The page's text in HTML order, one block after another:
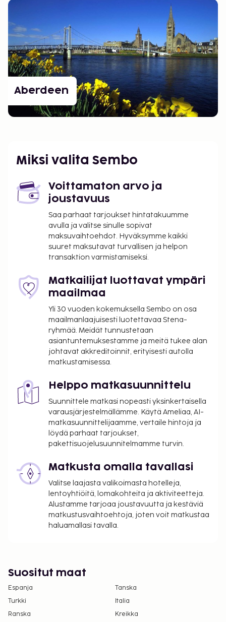
Aberdeen
Miksi valita Sembo
Voittamaton arvo ja
joustavuus
Saa parhaat tarjoukset hintatakuumme
avulla ja valitse sinulle sopivat
maksuvaihtoehdot. Hyväksymme kaikki
suuret maksutavat turvallisen ja helpon
transaktion varmistamiseksi.
Matkailijat luottavat ympäri
maailmaa
Yli 30 vuoden kokemuksella Sembo on osa
maailmanlaajuisesti luotettavaa Stena-
ryhmää. Meidät tunnustetaan
asiantuntemuksestamme ja meitä tukee alan
johtavat akkreditoinnit, erityisesti autolla
matkustamisessa.
Helppo matkasuunnittelu
Suunnittele matkasi nopeasti yksinkertaisella
varausjärjestelmällämme. Käytä Ameliaa, AI-
matkasuunnittelijaamme, vertaile hintoja ja
löydä parhaat tarjoukset,
pakettisuojelusuunnitelmamme turvin.
Matkusta omalla tavallasi
Valitse laajasta valikoimasta hotelleja,
lentoyhtiöitä, lomakohteita ja aktiviteetteja.
Alustamme tarjoaa joustavuutta ja kestäviä
matkustusvaihtoehtoja, joten voit matkustaa
haluamallasi tavalla.
Suositut maat
Espanja
Tanska
Turkki
Italia
Ranska
Kreikka